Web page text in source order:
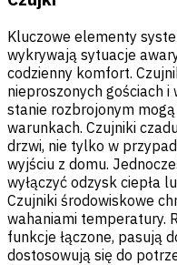
Kluczowe elementy
wykrywają sytuacje
codzienny komfort.
nieproszonych gościach i
stanie rozbrojonym
warunkach. Czujniki
drzwi, nie tylko w
wyjściu z domu.
wyłączyć odzysk ciepła
Czujniki środowiskowe
wahaniami temperatury.
funkcje łączone, pasują
dostosowują się do